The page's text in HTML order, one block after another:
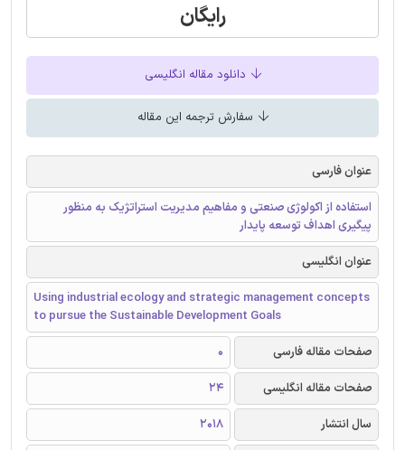
رایگان
دانلود مقاله انگلیسی
سفارش ترجمه این مقاله
عنوان فارسی
استفاده از اکولوژی صنعتی و مفاهیم مدیریت استراتژیک به منظور
پیگیری اهداف توسعه پایدار
عنوان انگلیسی
Using industrial ecology and strategic management concepts
to pursue the Sustainable Development Goals
صفحات مقاله فارسی
0
صفحات مقاله انگلیسی
24
سال انتشار
2018